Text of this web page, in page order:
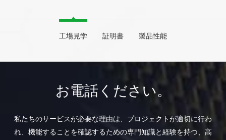
工場見学 証明書 製品性能
お電話ください。
私たちのサービスが必要な理由は、プロジェクトが適切に行わ
れ、機能することを確認するための専門知識と経験を持つ、高